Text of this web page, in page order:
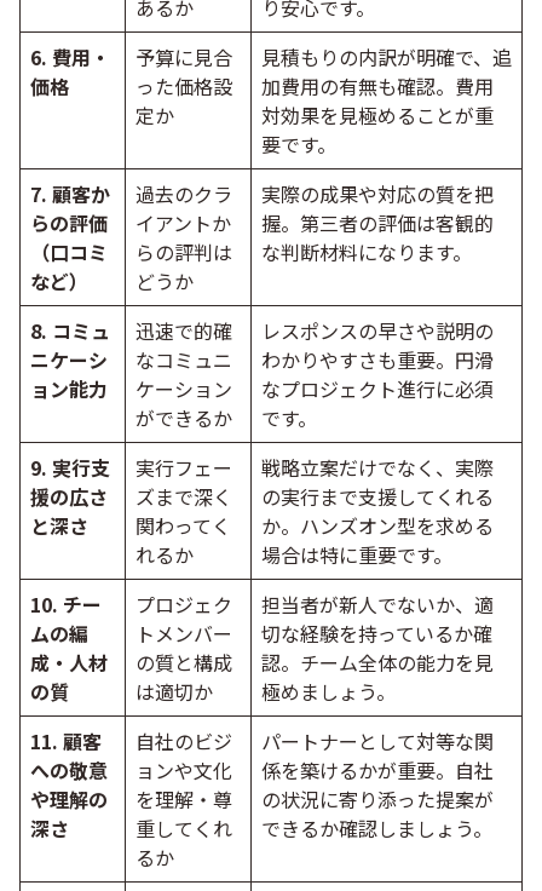
あるか
り安心です。
6. 費用・
価格
予算に見合
った価格設
定か
見積もりの内訳が明確で、追
加費用の有無も確認。費用
対効果を見極めることが重
要です。
7. 顧客か
らの評価
（口コミ
など）
過去のクラ
イアントか
らの評判は
どうか
実際の成果や対応の質を把
握。第三者の評価は客観的
な判断材料になります。
8. コミュ
ニケーシ
ョン能力
迅速で的確
なコミュニ
ケーション
ができるか
レスポンスの早さや説明の
わかりやすさも重要。円滑
なプロジェクト進行に必須
です。
9. 実行支
援の広さ
と深さ
実行フェー
ズまで深く
関わってく
れるか
戦略立案だけでなく、実際
の実行まで支援してくれる
か。ハンズオン型を求める
場合は特に重要です。
10. チー
ムの編
成・人材
の質
プロジェク
トメンバー
の質と構成
は適切か
担当者が新人でないか、適
切な経験を持っているか確
認。チーム全体の能力を見
極めましょう。
11. 顧客
への敬意
や理解の
深さ
自社のビジ
ョンや文化
を理解・尊
重してくれ
るか
パートナーとして対等な関
係を築けるかが重要。自社
の状況に寄り添った提案が
できるか確認しましょう。